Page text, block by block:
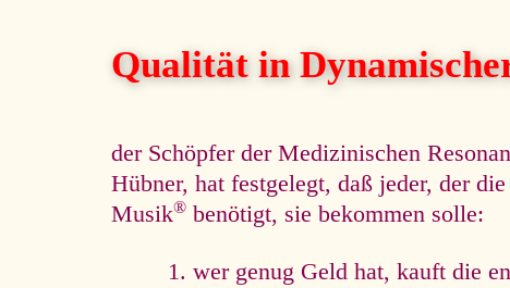
Qualität in
der Schöpfer der Medizinischen
Hübner, hat festgelegt, daß jeder, der
Musik® benötigt, sie bekommen solle:
wer genug Geld hat, kauft die